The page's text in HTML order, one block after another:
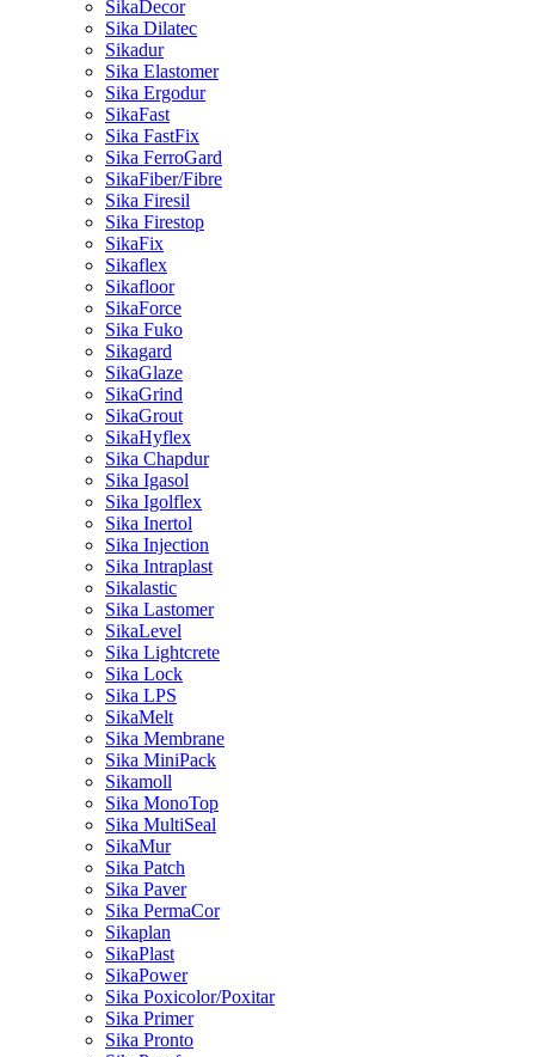
SikaDecor
Sika Dilatec
Sikadur
Sika Elastomer
Sika Ergodur
SikaFast
Sika FastFix
Sika FerroGard
SikaFiber/Fibre
Sika Firesil
Sika Firestop
SikaFix
Sikaflex
Sikafloor
SikaForce
Sika Fuko
Sikagard
SikaGlaze
SikaGrind
SikaGrout
SikaHyflex
Sika Chapdur
Sika Igasol
Sika Igolflex
Sika Inertol
Sika Injection
Sika Intraplast
Sikalastic
Sika Lastomer
SikaLevel
Sika Lightcrete
Sika Lock
Sika LPS
SikaMelt
Sika Membrane
Sika MiniPack
Sikamoll
Sika MonoTop
Sika MultiSeal
SikaMur
Sika Patch
Sika Paver
Sika PermaCor
Sikaplan
SikaPlast
SikaPower
Sika Poxicolor/Poxitar
Sika Primer
Sika Pronto